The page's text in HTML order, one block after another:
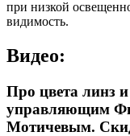
при низкой
видимость.
Видео:
Про цвета линз
управляющим
Мотичевым.